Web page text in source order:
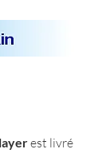
est livré